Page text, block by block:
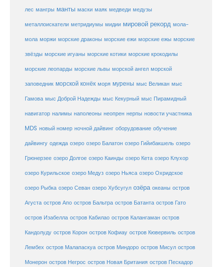
лес мангры манты маски маяк медведи медузы
металлоискатели метридиумы мидии мировой рекорд мола-
мола моржи морские драконы морские ежи морские ежы морские
звёзды морские игуаны морские котики морские крокодилы
морские леопарды морские львы морской ангел морской
заповедник морской конёк моря мурены мыс Великан мыс
Гамова мыс Доброй Надежды мыс Кекурный мыс Пирамидный
навигатор налимы наполеоны неопрен нерпы новости участника
MDS новый номер ночной дайвинг оборудование обучение
дайвингу одежда озеро озеро Балатон озеро Гийибакшель озеро
Грюнерзее озеро Долгое озеро Каинды озеро Кета озеро Клухор
озеро Курильское озеро Медуз озеро Ньяса озеро Охридское
озеро Рыбка озеро Севан озеро Хубсугул озёра океаны остров
Агуста остров Апо остров Бальтра остров Батанта остров Гато
остров Изабелла остров Кабилао остров Калангаман остров
Кандолуду остров Корон остров Кофиау остров Кювервиль остров
Лембех остров Малапаскуа остров Миндоро остров Мисул остров
Монерон остров Негрос остров Новая Британия остров Пескадор